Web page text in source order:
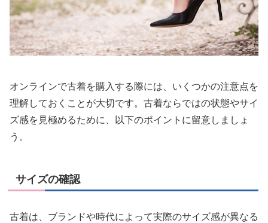
オンラインで古着を購入する際には、いくつかの注意点を
理解しておくことが大切です。古着ならではの状態やサイ
ズ感を見極めるために、以下のポイントに留意しましょ
う。
サイズの確認
古着は、ブランドや時代によって実際のサイズ感が異なる